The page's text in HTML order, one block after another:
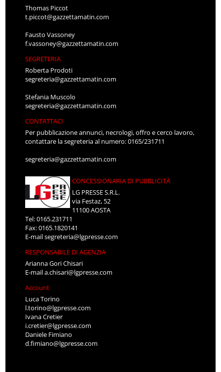
Thomas Piccot
t.piccot@gazzettamatin.com
Fausto Vassoney
f.vassoney@gazzettamatin.com
SEGRETERIA
Roberta Prodoti
segreteria@gazzettamatin.com
Stefania Muscolo
segreteria@gazzettamatin.com
CONTATTACI
Per pubblicazione annunci, necrologi, offro e cerco lavoro,
contattare la segreteria al numero: 0165/231711
segreteria@gazzettamatin.com
CONCESSIONARIA DI PUBBLICITÀ
LG PRESSE S.R.L.
via Festaz, 52
11100 AOSTA
Tel: 0165.231711
Fax: 0165.1820141
E-mailsegreteria@lgpresse.com
RESPONSABILE DI AGENZIA
Arianna Gori Chisari
E-maila.chisari@lgpresse.com
Account
Luca Torino
l.torino@lgpresse.com
Ivana Cretier
i.cretier@lgpresse.com
Daniele Fimiano
d.fimiano@lgpresse.com